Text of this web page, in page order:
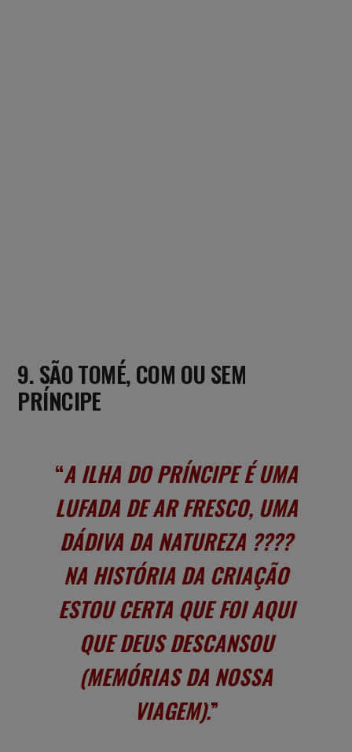
9. SÃO TOMÉ, COM OU SEM
PRÍNCIPE
A ILHA DO PRÍNCIPE É UMA
LUFADA DE AR FRESCO, UMA
DÁDIVA DA NATUREZA ????
NA HISTÓRIA DA CRIAÇÃO
ESTOU CERTA QUE FOI AQUI
QUE DEUS DESCANSOU
(MEMÓRIAS DA NOSSA
VIAGEM).